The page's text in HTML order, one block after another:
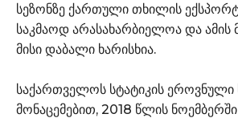
სეზონზე ქართული თხილის
საკმაოდ არასახარბიელოა და ამის
მისი დაბალი ხარისხია.
საქართველოს სტატიკის ეროვნული
მონაცემებით, 2018 წლის